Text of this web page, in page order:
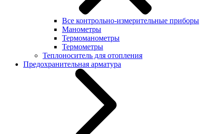
Все контрольно-измерительные приборы
Манометры
Термоманометры
Термометры
Теплоноситель для отопления
Предохранительная арматура